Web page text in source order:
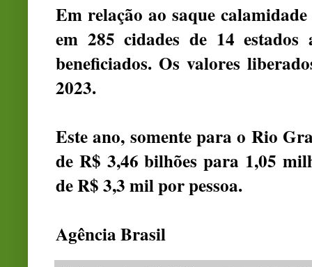
Em relação ao saque
em 285 cidades de 14
beneficiados. Os valores
2023.
Este ano, somente para o Rio
de R$ 3,46 bilhões para 1,05
de R$ 3,3 mil por pessoa.
Agência Brasil